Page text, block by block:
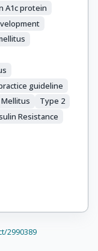
A1c protein
guideline
Type 2
Resistance
2990389